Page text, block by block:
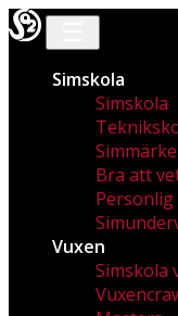
Simskola
Simskola
Bra att
Vuxen
Simskola